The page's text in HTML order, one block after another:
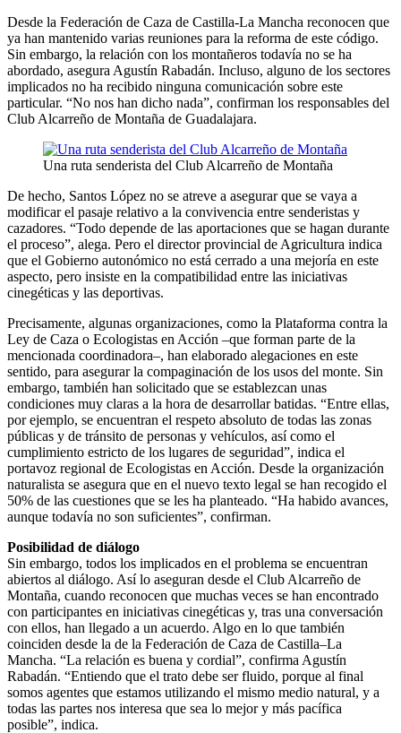
Desde la Federación de Caza de Castilla-La Mancha reconocen que
ya han mantenido varias reuniones para la reforma de este código.
Sin embargo, la relación con los montañeros todavía no se ha
abordado, asegura Agustín Rabadán. Incluso, alguno de los sectores
implicados no ha recibido ninguna comunicación sobre este
particular. “No nos han dicho nada”, confirman los responsables del
Club Alcarreño de Montaña de Guadalajara.
Una ruta senderista del Club Alcarreño de Montaña
De hecho, Santos López no se atreve a asegurar que se vaya a
modificar el pasaje relativo a la convivencia entre senderistas y
cazadores. “Todo depende de las aportaciones que se hagan durante
el proceso”, alega. Pero el director provincial de Agricultura indica
que el Gobierno autonómico no está cerrado a una mejoría en este
aspecto, pero insiste en la compatibilidad entre las iniciativas
cinegéticas y las deportivas.
Precisamente, algunas organizaciones, como la Plataforma contra la
Ley de Caza o Ecologistas en Acción –que forman parte de la
mencionada coordinadora–, han elaborado alegaciones en este
sentido, para asegurar la compaginación de los usos del monte. Sin
embargo, también han solicitado que se establezcan unas
condiciones muy claras a la hora de desarrollar batidas. “Entre ellas,
por ejemplo, se encuentran el respeto absoluto de todas las zonas
públicas y de tránsito de personas y vehículos, así como el
cumplimiento estricto de los lugares de seguridad”, indica el
portavoz regional de Ecologistas en Acción. Desde la organización
naturalista se asegura que en el nuevo texto legal se han recogido el
50% de las cuestiones que se les ha planteado. “Ha habido avances,
aunque todavía no son suficientes”, confirman.
Posibilidad de diálogo
Sin embargo, todos los implicados en el problema se encuentran
abiertos al diálogo. Así lo aseguran desde el Club Alcarreño de
Montaña, cuando reconocen que muchas veces se han encontrado
con participantes en iniciativas cinegéticas y, tras una conversación
con ellos, han llegado a un acuerdo. Algo en lo que también
coinciden desde la de la Federación de Caza de Castilla–La
Mancha. “La relación es buena y cordial”, confirma Agustín
Rabadán. “Entiendo que el trato debe ser fluido, porque al final
somos agentes que estamos utilizando el mismo medio natural, y a
todas las partes nos interesa que sea lo mejor y más pacífica
posible”, indica.